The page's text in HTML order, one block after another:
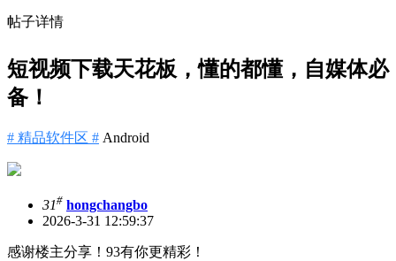
帖子详情
短视频下载天花板，懂的都懂，自媒体必
备！
# 精品软件区 # Android
31# hongchangbo
2026-3-31 12:59:37
感谢楼主分享！93有你更精彩！